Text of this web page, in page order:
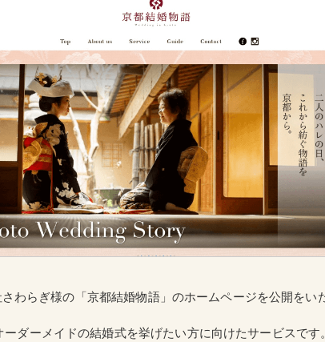
わらぎ様の「京都結婚物語」のホームページを公開をい
ダーメイドの結婚式を挙げたい方に向けたサービスです